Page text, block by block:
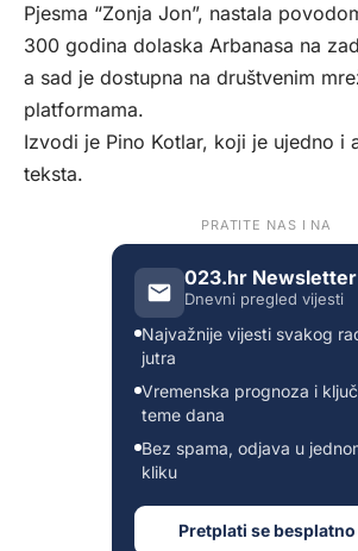
Pjesma “Zonja Jon”, nastala
300 godina dolaska Arbanasa na
a sad je dostupna na društvenim
platformama.
Izvodi je Pino Kotlar, koji je ujedno i
teksta.
PRATITE NAS I NA
023.hr Newsletter
Dnevni pregled vijesti
Najvažnije vijesti svakog
jutra
Vremenska prognoza i
teme dana
Bez spama, odjava u
kliku
Pretplati se besplatno